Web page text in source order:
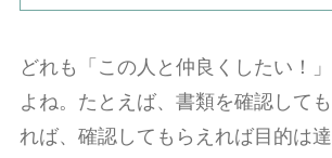
どれも「この人と仲良くしたい！
よね。たとえば、書類を確認して
れば、確認してもらえれば目的は